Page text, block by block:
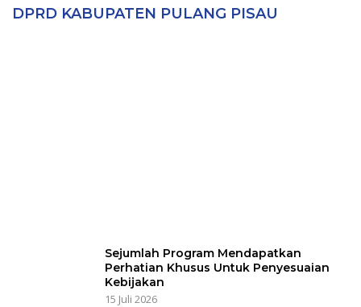
DPRD KABUPATEN PULANG PISAU
Sejumlah Program Mendapatkan
Perhatian Khusus Untuk Penyesuaian
Kebijakan
15 Juli 2026